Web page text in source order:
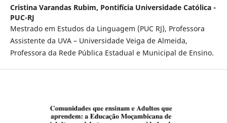
Cristina Varandas Rubim, Pontifícia Universidade Católica -
PUC-RJ
Mestrado em Estudos da Linguagem (PUC RJ), Professora
Assistente da UVA – Universidade Veiga de Almeida,
Professora da Rede Pública Estadual e Municipal de Ensino.